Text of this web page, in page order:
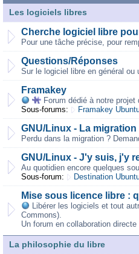
Les logiciels libres
Cherche logiciel libre
Pour une tâche précise, pour
Questions/Réponses
Sur le logiciel libre en général ou
Framakey
Forum dédié à notre projet
Sous-forums:
Framakey
GNU/Linux - La migration
Perdu dans la migration ?
GNU/Linux - J'y suis, j'y
Au quotidien encore quelques
Sous-forum:
Destination
Mise sous licence libre :
Libérer les logiciels et tout
Commons).
Un forum en collaboration
La philosophie du libre